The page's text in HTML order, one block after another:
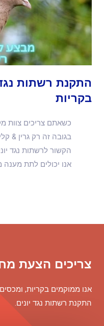
התקנת רשתות נגד
בקריות
כשאתם צריכים צוות
בגובה זה רק גרין &
הקשור לרשתות נגד
אנו יכולים לתת מענה
צריכים הצעת
אנו ממוקמים בקריות, ומכסים
התקנת רשתות נגד יונים.